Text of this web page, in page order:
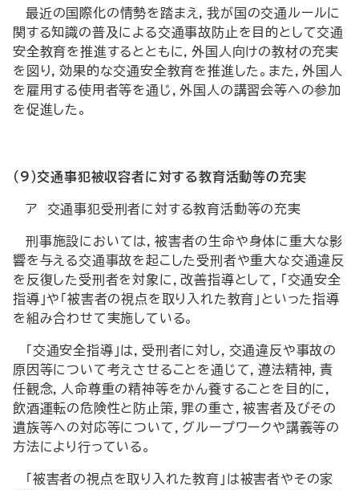
最近の国際化の情勢を踏まえ，我が国の交通ルールに
関する知識の普及による交通事故防止を目的として交通
安全教育を推進するとともに，外国人向けの教材の充実
を図り，効果的な交通安全教育を推進した。また，外国人
を雇用する使用者等を通じ，外国人の講習会等への参加
を促進した。
（9）交通事犯被収容者に対する教育活動等の充実
ア 交通事犯受刑者に対する教育活動等の充実
刑事施設においては，被害者の生命や身体に重大な影
響を与える交通事故を起こした受刑者や重大な交通違反
を反復した受刑者を対象に，改善指導として，「交通安全
指導」や「被害者の視点を取り入れた教育」といった指導
を組み合わせて実施している。
「交通安全指導」は，受刑者に対し，交通違反や事故の
原因等について考えさせることを通じて，遵法精神，責
任観念，人命尊重の精神等をかん養することを目的に，
飲酒運転の危険性と防止策，罪の重さ，被害者及びその
遺族等への対応等について，グループワークや講義等の
方法により行っている。
「被害者の視点を取り入れた教育」は被害者やその家